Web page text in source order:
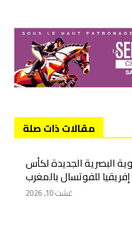
مقالات ذات صلة
البصرية الجديدة لكأس
للفوتسال بالمغرب
غشت 10, 2026